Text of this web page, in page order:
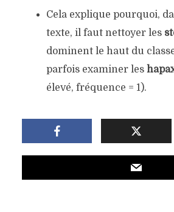
Cela explique pourquoi,
texte, il faut nettoyer les
dominent le haut du
parfois examiner les
élevé, fréquence = 1).